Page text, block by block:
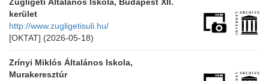
kerület
http://www.zugligetisuli.hu/
[OKTAT] (2026-05-18)
Zrínyi Miklós Általános Iskola,
Murakeresztúr